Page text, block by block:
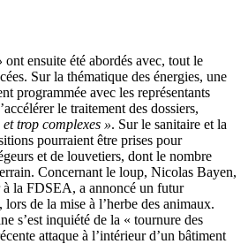
ont ensuite été abordés avec, tout le
Sur la thématique des énergies, une
programmée avec les représentants
le traitement des dossiers,
trop complexes ». Sur le sanitaire et la
pourraient être prises pour
et de louvetiers, dont le nombre
Concernant le loup, Nicolas Bayen,
à la FDSEA, a annoncé un futur
de la mise à l’herbe des animaux.
s’est inquiété de la « tournure des
attaque à l’intérieur d’un bâtiment